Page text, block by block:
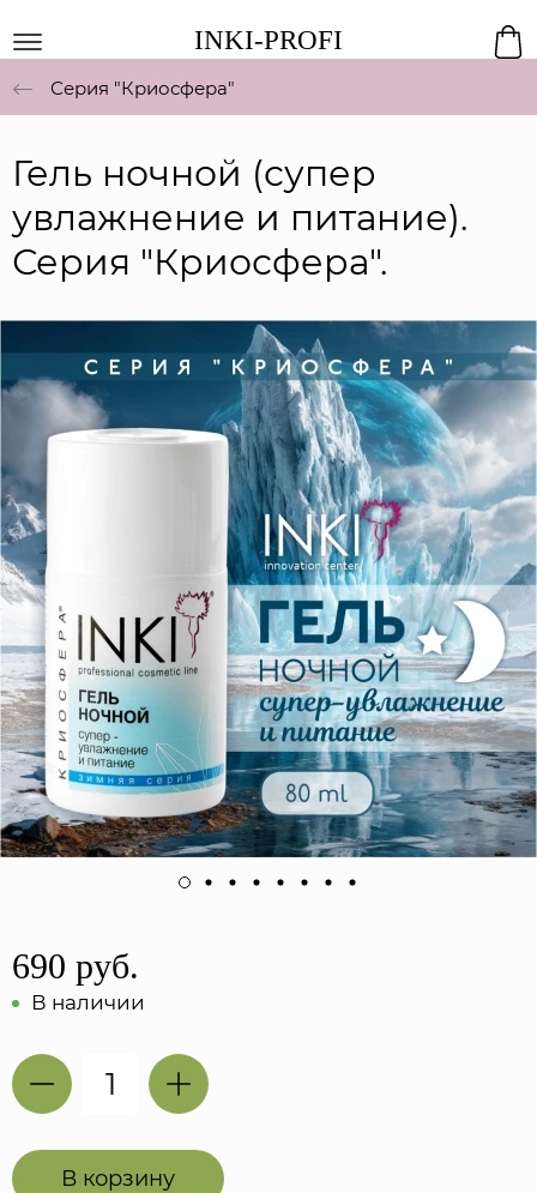
INKI-PROFI
Серия "Криосфера"
Гель ночной (супер
увлажнение и питание).
Серия "Криосфера".
690 руб.
В наличии
В корзину